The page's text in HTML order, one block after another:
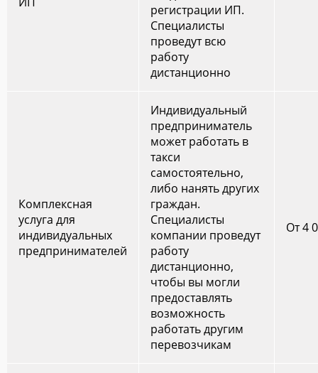
регистрации ИП.
Специалисты
проведут всю
работу
дистанционно
Комплексная
услуга для
индивидуальных
предпринимателей
Индивидуальный
предприниматель
может работать в
такси
самостоятельно,
либо нанять других
граждан.
Специалисты
компании проведут
работу
дистанционно,
чтобы вы могли
предоставлять
возможность
работать другим
перевозчикам
От 4